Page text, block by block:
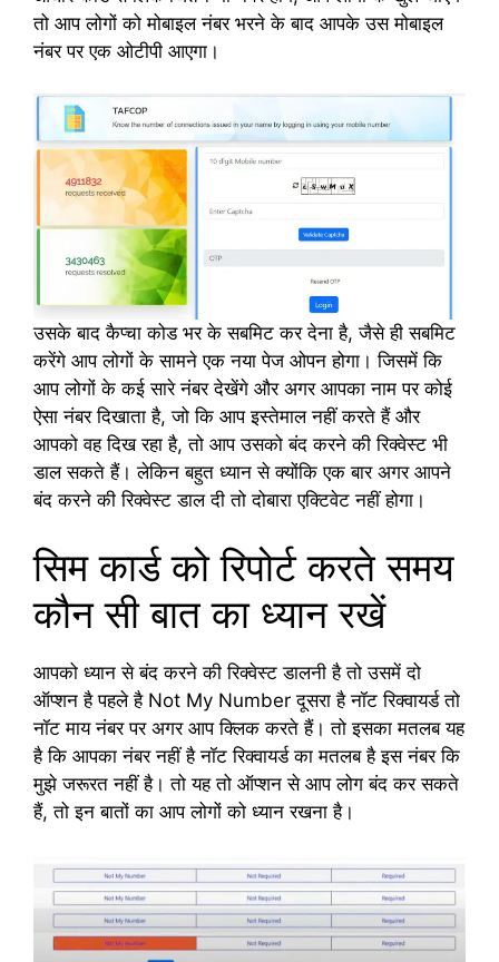
तो आप लोगों को मोबाइल नंबर भरने के बाद आपके उस मोबाइल
नंबर पर एक ओटीपी आएगा।
उसके बाद कैप्चा कोड भर के सबमिट कर देना है, जैसे ही सबमिट
करेंगे आप लोगों के सामने एक नया पेज ओपन होगा। जिसमें कि
आप लोगों के कई सारे नंबर देखेंगे और अगर आपका नाम पर कोई
ऐसा नंबर दिखाता है, जो कि आप इस्तेमाल नहीं करते हैं और
आपको वह दिख रहा है, तो आप उसको बंद करने की रिक्वेस्ट भी
डाल सकते हैं। लेकिन बहुत ध्यान से क्योंकि एक बार अगर आपने
बंद करने की रिक्वेस्ट डाल दी तो दोबारा एक्टिवेट नहीं होगा।
सिम कार्ड को रिपोर्ट करते समय
कौन सी बात का ध्यान रखें
आपको ध्यान से बंद करने की रिक्वेस्ट डालनी है तो उसमें दो
ऑप्शन है पहले है Not My Number दूसरा है नॉट रिक्वायर्ड तो
नॉट माय नंबर पर अगर आप क्लिक करते हैं। तो इसका मतलब यह
है कि आपका नंबर नहीं है नॉट रिक्वायर्ड का मतलब है इस नंबर कि
मुझे जरूरत नहीं है। तो यह तो ऑप्शन से आप लोग बंद कर सकते
हैं, तो इन बातों का आप लोगों को ध्यान रखना है।